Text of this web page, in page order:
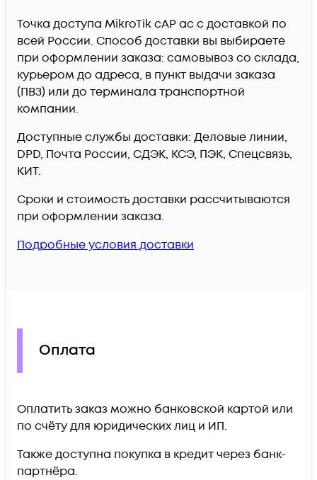
Точка доступа MikroTik cAP ac c доставкой по
всей России. Способ доставки вы выбираете
при оформлении заказа: самовывоз со склада,
курьером до адреса, в пункт выдачи заказа
(ПВЗ) или до терминала транспортной
компании.
Доступные службы доставки: Деловые линии,
DPD, Почта России, СДЭК, КСЭ, ПЭК, Спецсвязь,
КИТ.
Сроки и стоимость доставки рассчитываются
при оформлении заказа.
Подробные условия доставки
Оплата
Оплатить заказ можно банковской картой или
по счёту для юридических лиц и ИП.
Также доступна покупка в кредит через банк-
партнёра.